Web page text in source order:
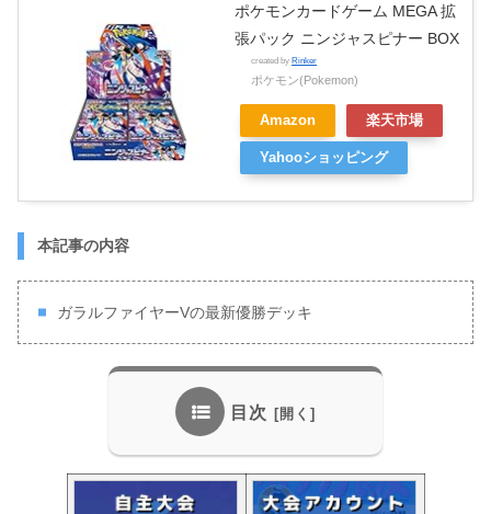
ポケモンカードゲーム MEGA 拡
張パック ニンジャスピナー BOX
created by Rinker
ポケモン(Pokemon)
Amazon 楽天市場
Yahooショッピング
本記事の内容
ガラルファイヤーVの最新優勝デッキ
目次